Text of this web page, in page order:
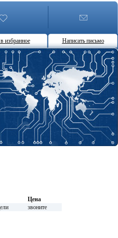
избранное Написать письмо
Цена
звоните